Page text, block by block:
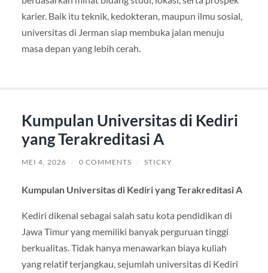
karier. Baik itu teknik, kedokteran, maupun ilmu sosial,
universitas di Jerman siap membuka jalan menuju
masa depan yang lebih cerah.
Kumpulan Universitas di Kediri
yang Terakreditasi A
MEI 4, 2026 / 0 COMMENTS / STICKY
Kumpulan Universitas di Kediri yang Terakreditasi A
Kediri dikenal sebagai salah satu kota pendidikan di
Jawa Timur yang memiliki banyak perguruan tinggi
berkualitas. Tidak hanya menawarkan biaya kuliah
yang relatif terjangkau, sejumlah universitas di Kediri